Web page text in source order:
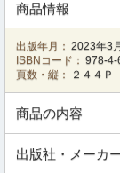
商品情報
出版年月： 2023年3月
ISBNコード： 978-
頁数・縦：
２４４
商品の内容
出版社・メーカ